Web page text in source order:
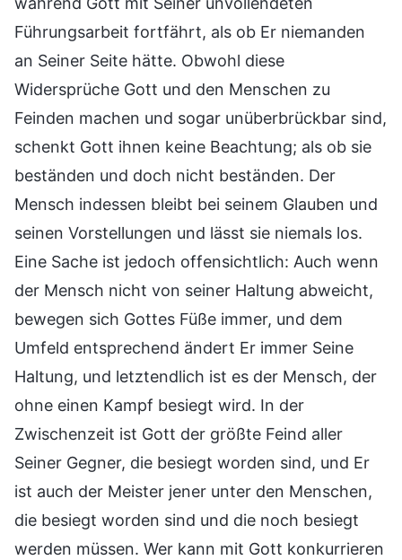
Führungsarbeit fortfährt, als ob Er niemanden
an Seiner Seite hätte. Obwohl diese
Widersprüche Gott und den Menschen zu
Feinden machen und sogar unüberbrückbar sind,
schenkt Gott ihnen keine Beachtung; als ob sie
beständen und doch nicht beständen. Der
Mensch indessen bleibt bei seinem Glauben und
seinen Vorstellungen und lässt sie niemals los.
Eine Sache ist jedoch offensichtlich: Auch wenn
der Mensch nicht von seiner Haltung abweicht,
bewegen sich Gottes Füße immer, und dem
Umfeld entsprechend ändert Er immer Seine
Haltung, und letztendlich ist es der Mensch, der
ohne einen Kampf besiegt wird. In der
Zwischenzeit ist Gott der größte Feind aller
Seiner Gegner, die besiegt worden sind, und Er
ist auch der Meister jener unter den Menschen,
die besiegt worden sind und die noch besiegt
werden müssen. Wer kann mit Gott konkurrieren